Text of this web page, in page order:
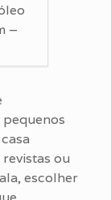
–
ou
escolher